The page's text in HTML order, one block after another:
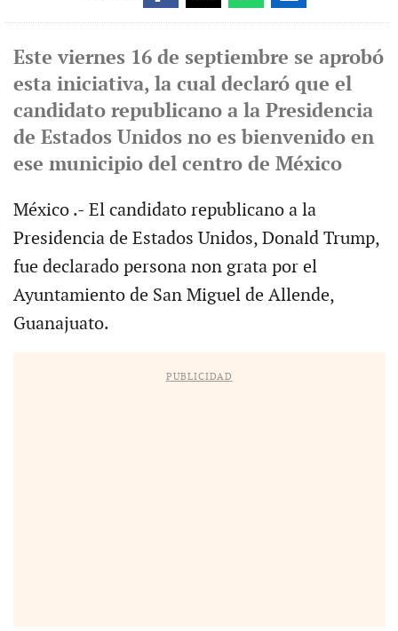
Este viernes 16 de septiembre se aprobó
esta iniciativa, la cual declaró que el
candidato republicano a la Presidencia
de Estados Unidos no es bienvenido en
ese municipio del centro de México
México .- El candidato republicano a la
Presidencia de Estados Unidos, Donald Trump,
fue declarado persona non grata por el
Ayuntamiento de San Miguel de Allende,
Guanajuato.
PUBLICIDAD